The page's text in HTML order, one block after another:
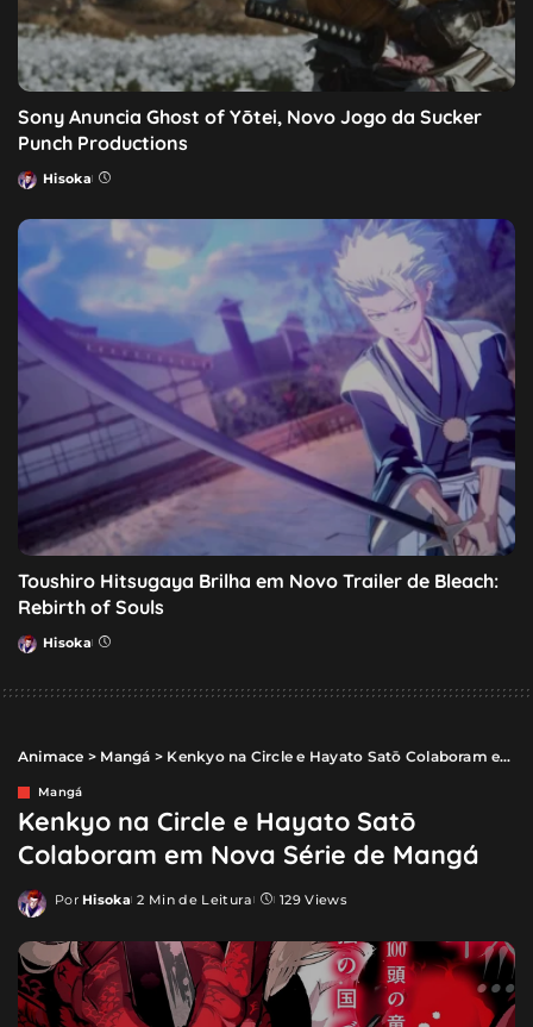
Sony Anuncia Ghost of Yōtei, Novo Jogo da Sucker
Punch Productions
Posted
Hisoka
Toushiro Hitsugaya Brilha em Novo Trailer de Bleach:
Rebirth of Souls
Posted
Hisoka
Animace > Mangá > Kenkyo na Circle e Hayato Satō Colaboram em Nova Série de Mangá
Mangá
Kenkyo na Circle e Hayato Satō
Colaboram em Nova Série de Mangá
Posted
Por Hisoka 2 Min de Leitura 129 Views